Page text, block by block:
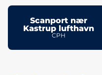
Scanport nær
Kastrup lufthavn
CPH